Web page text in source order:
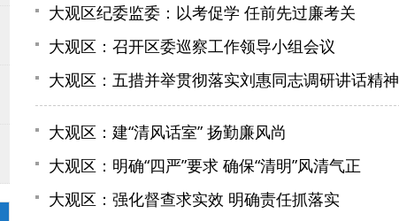
大观区纪委监委：以考促学 任前先过廉考关
大观区：召开区委巡察工作领导小组会议
大观区：五措并举贯彻落实刘惠同志调研讲话精神
大观区：建“清风话室” 扬勤廉风尚
大观区：明确“四严”要求 确保“清明”风清气正
大观区：强化督查求实效 明确责任抓落实